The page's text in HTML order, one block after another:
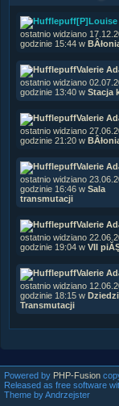
ostatnio widziano
godzinie 15:44 w
Valerie
ostatnio widziano
godzinie 13:40 w Stacja
Valerie
ostatnio widziano
godzinie 21:20 w
Valerie
ostatnio widziano
godzinie 16:46 w Sala
transmutacji
Valerie
ostatnio widziano
godzinie 19:04 w VII
Valerie
ostatnio widziano
godzinie 18:15 w
Transmutacji
Powered by PHP-Fusion
Released as free software
Theme by Andrzejster